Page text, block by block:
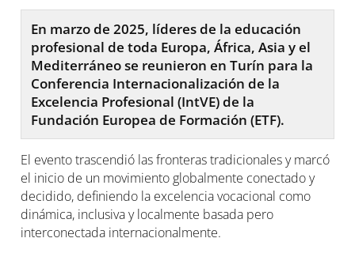
En marzo de 2025, líderes de la educación
profesional de toda Europa, África, Asia y el
Mediterráneo se reunieron en Turín para la
Conferencia Internacionalización de la
Excelencia Profesional (IntVE) de la
Fundación Europea de Formación (ETF).
El evento trascendió las fronteras tradicionales y marcó
el inicio de un movimiento globalmente conectado y
decidido, definiendo la excelencia vocacional como
dinámica, inclusiva y localmente basada pero
interconectada internacionalmente.